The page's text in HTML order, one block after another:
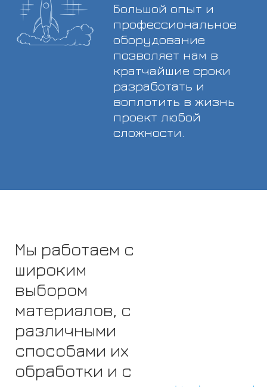
Большой опыт и
профессиональное
оборудование
позволяет нам в
кратчайшие сроки
разработать и
воплотить в жизнь
проект любой
сложности.
Мы работаем с
широким
выбором
материалов, с
различными
способами их
обработки и с